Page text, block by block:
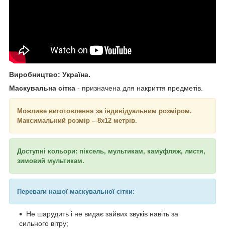
Виробництво: Україна.
Маскувальна сітка - призначена для накриття предметів.
Можливе виготовлення за індивідуальним розміром.
Максимальний розмір – 8х12 метрів.
Доступні кольори: піксель, мультикам, камуфляж, листя,
зимовий мультикам.
Переваги нашої маскувальної сітки:
Не шарудить і не видає зайвих звуків навіть за
сильного вітру;